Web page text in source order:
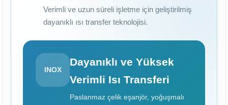
Verimli ve uzun süreli işletme için geliştirilmiş
dayanıklı ısı transfer teknolojisi.
INOX
Dayanıklı ve Yüksek
Verimli Isı Transferi
Paslanmaz çelik eşanjör, yoğuşmalı